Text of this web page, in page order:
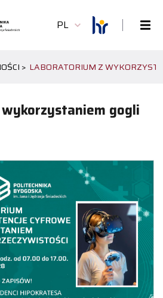
PL
> LABORATORIUM Z
gogli